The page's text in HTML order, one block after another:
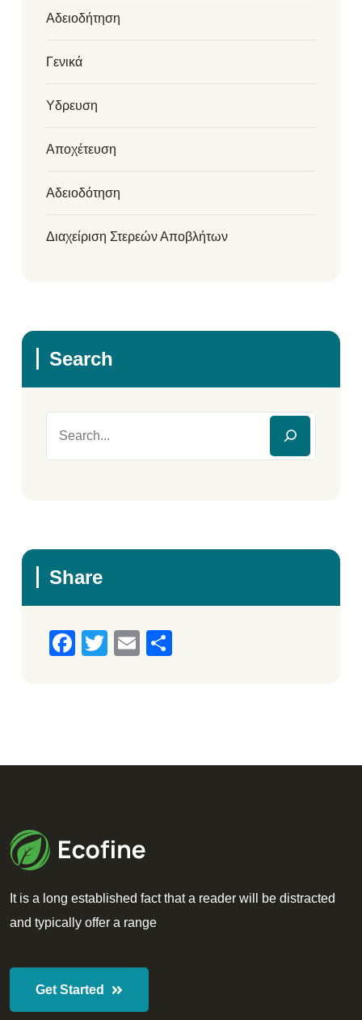
Αδειοδήτηση
Γενικά
Υδρευση
Αποχέτευση
Αδειοδότηση
Διαχείριση Στερεών Αποβλήτων
Search
Share
Facebook
TwitterEmail
It is a long established fact that a reader will be distracted
and typically offer a range
Get Started